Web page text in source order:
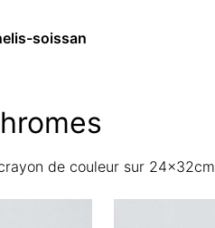
soissan
de couleur sur 24x32cm